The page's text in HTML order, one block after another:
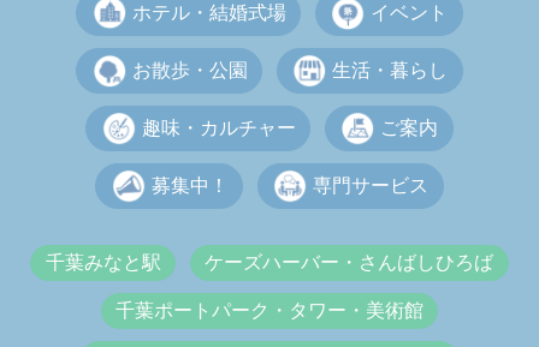
ホテル・結婚式場 イベント
お散歩・公園 生活・暮らし
趣味・カルチャー ご案内
募集中！ 専門サービス
千葉みなと駅 ケーズハーバー・さんばしひろば
千葉ポートパーク・タワー・美術館